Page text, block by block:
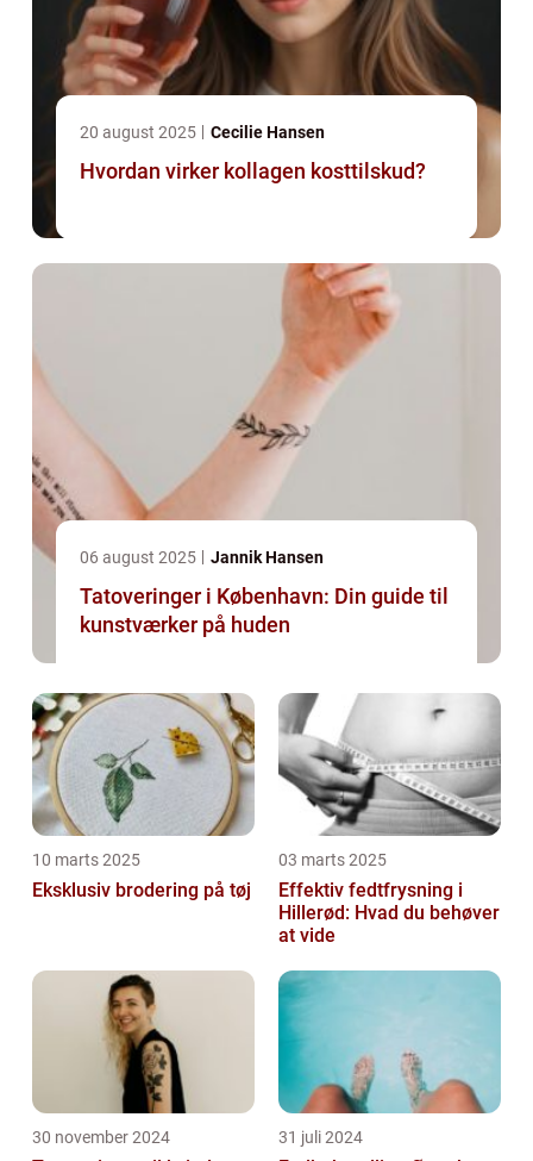
20 august 2025 Cecilie Hansen
Hvordan virker kollagen kosttilskud?
06 august 2025 Jannik Hansen
Tatoveringer i København: Din guide til
kunstværker på huden
10 marts 2025
Eksklusiv brodering på tøj
03 marts 2025
Effektiv fedtfrysning i
Hillerød: Hvad du behøver
at vide
30 november 2024 31 juli 2024